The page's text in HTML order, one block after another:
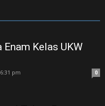
Kelas UKW
pm 0